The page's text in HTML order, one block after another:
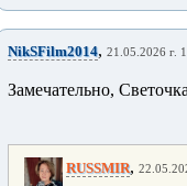
NikSFilm2014, 21.05.2026 г.
Замечательно,
RUSSMIR,